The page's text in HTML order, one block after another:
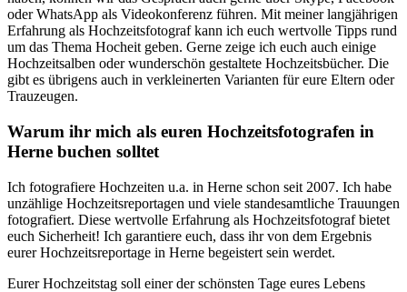
oder WhatsApp als Videokonferenz führen. Mit meiner langjährigen
Erfahrung als Hochzeitsfotograf kann ich euch wertvolle Tipps rund
um das Thema Hocheit geben. Gerne zeige ich euch auch einige
Hochzeitsalben oder wunderschön gestaltete Hochzeitsbücher. Die
gibt es übrigens auch in verkleinerten Varianten für eure Eltern oder
Trauzeugen.
Warum ihr mich als euren Hochzeitsfotografen in
Herne buchen solltet
Ich fotografiere Hochzeiten u.a. in Herne schon seit 2007. Ich habe
unzählige Hochzeitsreportagen und viele standesamtliche Trauungen
fotografiert. Diese wertvolle Erfahrung als Hochzeitsfotograf bietet
euch Sicherheit! Ich garantiere euch, dass ihr von dem Ergebnis
eurer Hochzeitsreportage in Herne begeistert sein werdet.
Eurer Hochzeitstag soll einer der schönsten Tage eures Lebens